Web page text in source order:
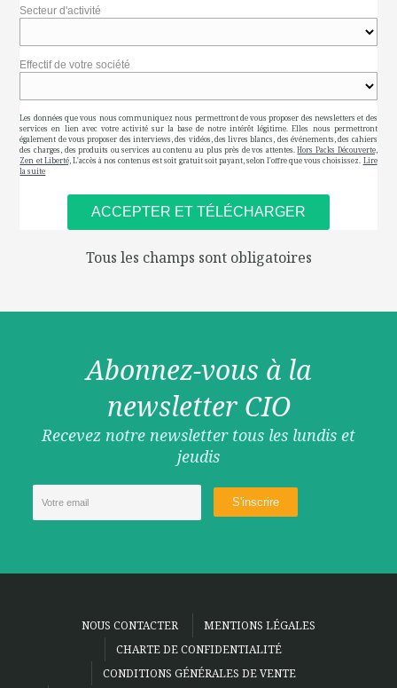
Secteur d'activité
Effectif de votre société
Les données que vous nous communiquez nous permettront de vous proposer des newsletters et des
services en lien avec votre activité sur la base de notre intérêt légitime. Elles nous permettront
également de vous proposer des interviews, des vidéos, des livres blancs, des événements, des cahiers
des charges, des produits ou services au contenu au plus près de vos attentes.Hors Packs Découverte,
Zen et Liberté, L'accès à nos contenus est soit gratuit soit payant, selon l'offre que vous choisissez. Lire
la suite
Tous les champs sont obligatoires
Abonnez-vous à la
newsletter CIO
Recevez notre newsletter tous les lundis et
jeudis
NOUS CONTACTER
MENTIONS LÉGALES
CHARTE DE CONFIDENTIALITÉ
CONDITIONS GÉNÉRALES DE VENTE